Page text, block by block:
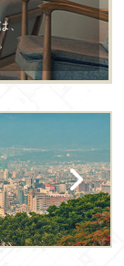
、